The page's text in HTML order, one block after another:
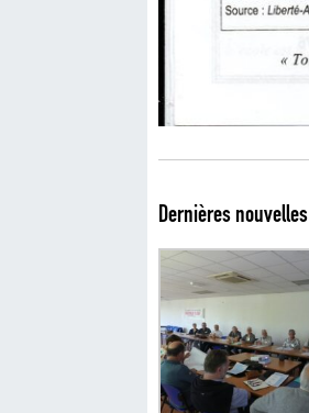
Dernières nouvelles